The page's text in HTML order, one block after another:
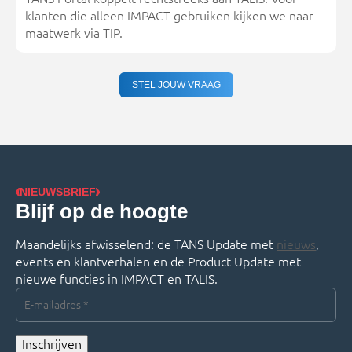
klanten die alleen IMPACT gebruiken kijken we naar
maatwerk via TIP.
STEL JOUW VRAAG
NIEUWSBRIEF
Blijf op de hoogte
Maandelijks afwisselend: de TANS Update met nieuws,
events en klantverhalen en de Product Update met
nieuwe functies in IMPACT en TALIS.
E-
mailadres
Inschrijven